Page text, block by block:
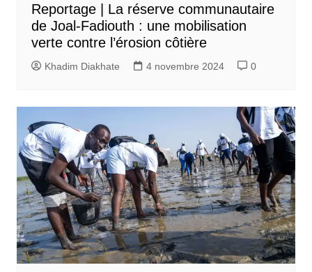
Reportage | La réserve communautaire
de Joal-Fadiouth : une mobilisation
verte contre l’érosion côtière
Khadim Diakhate 4 novembre 2024 0